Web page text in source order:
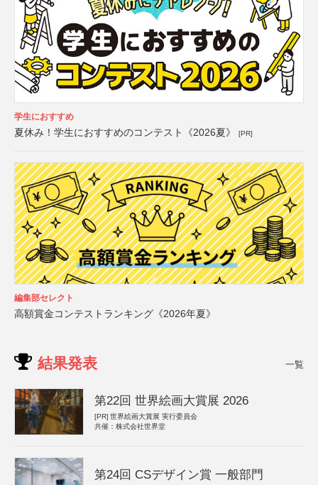
学生におすすめ
夏休み！学生におすすめのコンテスト《2026夏》 [PR]
編集部セレクト
高額賞金コンテストランキング《2026年夏》
結果発表 一覧
第22回 世界絵画大賞展 2026
[PR] 世界絵画大賞展 実行委員会
共催：株式会社世界堂
第24回 CSデザイン賞 一般部門